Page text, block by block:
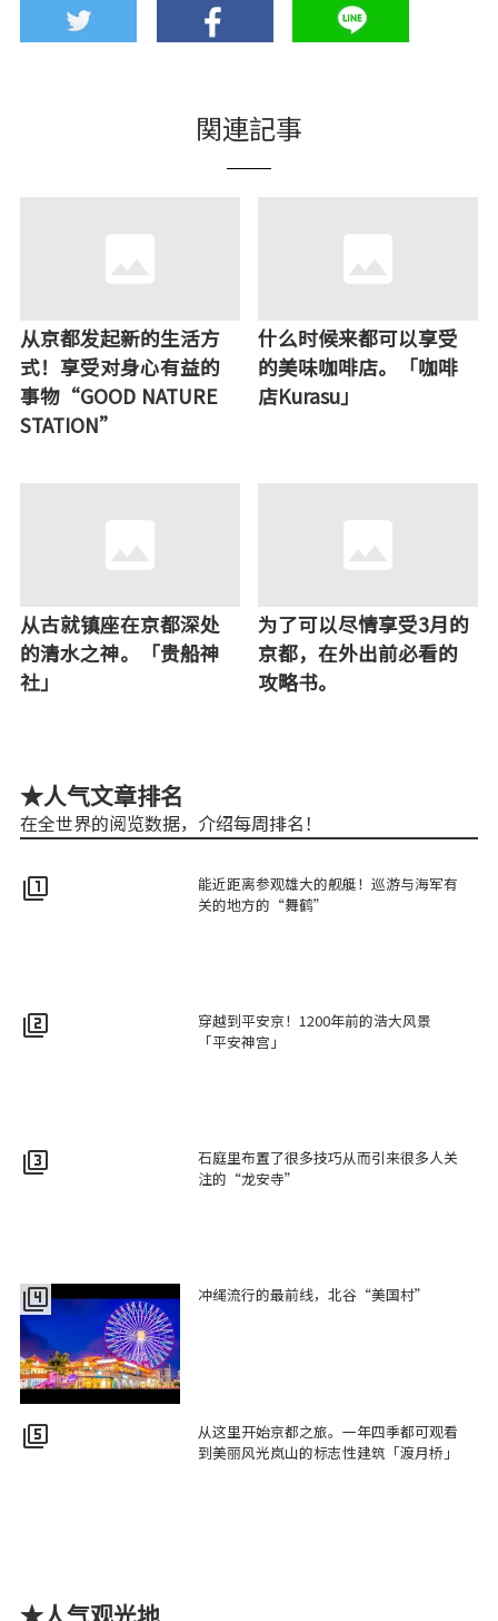
関連記事
从京都发起新的生活方
式！享受对身心有益的
事物“GOOD NATURE
STATION”
什么时候来都可以享受
的美味咖啡店。「咖啡
店Kurasu」
从古就镇座在京都深处
的清水之神。「贵船神
社」
为了可以尽情享受3月的
京都，在外出前必看的
攻略书。
★人气文章排名
在全世界的阅览数据，介绍每周排名！
filter_1
能近距离参观雄大的舰艇！巡游与海军有
关的地方的“舞鹤”
filter_2
穿越到平安京！1200年前的浩大风景
「平安神宫」
filter_3
石庭里布置了很多技巧从而引来很多人关
注的“龙安寺”
filter_4 冲绳流行的最前线，北谷“美国村”
filter_5
从这里开始京都之旅。一年四季都可观看
到美丽风光岚山的标志性建筑「渡月桥」
★人气观光地